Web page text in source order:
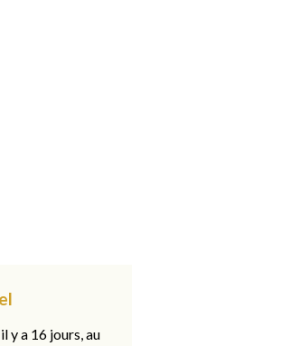
y a 16 jours, au